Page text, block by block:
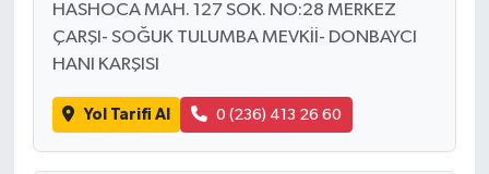
HASHOCA MAH. 127 SOK. NO:28 MERKEZ
ÇARŞI- SOĞUK TULUMBA MEVKİİ- DONBAYCI
HANI KARŞISI
Yol Tarifi Al 0 (236) 413 26 60